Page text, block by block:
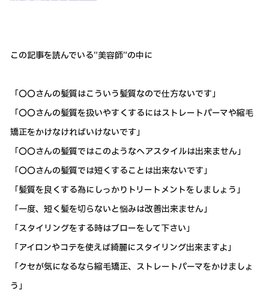
この記事を読んでいる”美容師”の中に
「〇〇さんの髪質はこういう髪質なので仕方ないです」
「〇〇さんの髪質を扱いやすくするにはストレートパーマや縮毛
矯正をかけなければいけないです」
「〇〇さんの髪質ではこのようなヘアスタイルは出来ません」
「〇〇さんの髪質では短くすることは出来ないです」
「髪質を良くする為にしっかりトリートメントをしましょう」
「一度、短く髪を切らないと悩みは改善出来ません」
「スタイリングをする時はブローをして下さい」
「アイロンやコテを使えば綺麗にスタイリング出来ますよ」
「クセが気になるなら縮毛矯正、ストレートパーマをかけましょ
う」